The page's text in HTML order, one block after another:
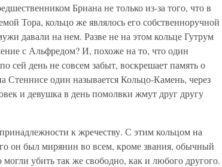
Бриана не только из-за того, что в
Тора, кольцо же являлось его собственноручной
давали на нем. Разве не на этом кольце Гутрум
с Альфредом? И, похоже на то, что один
сей день не совсем забыт, воскрешает память о
Стеннисе один называется Кольцо-Камень, через
и девушка в день помолвки жмут друг другу
к жречеству. С этим кольцом на
он был мирянин во всем, кроме звания, обычный
убить так же свободно, как и любого другого.